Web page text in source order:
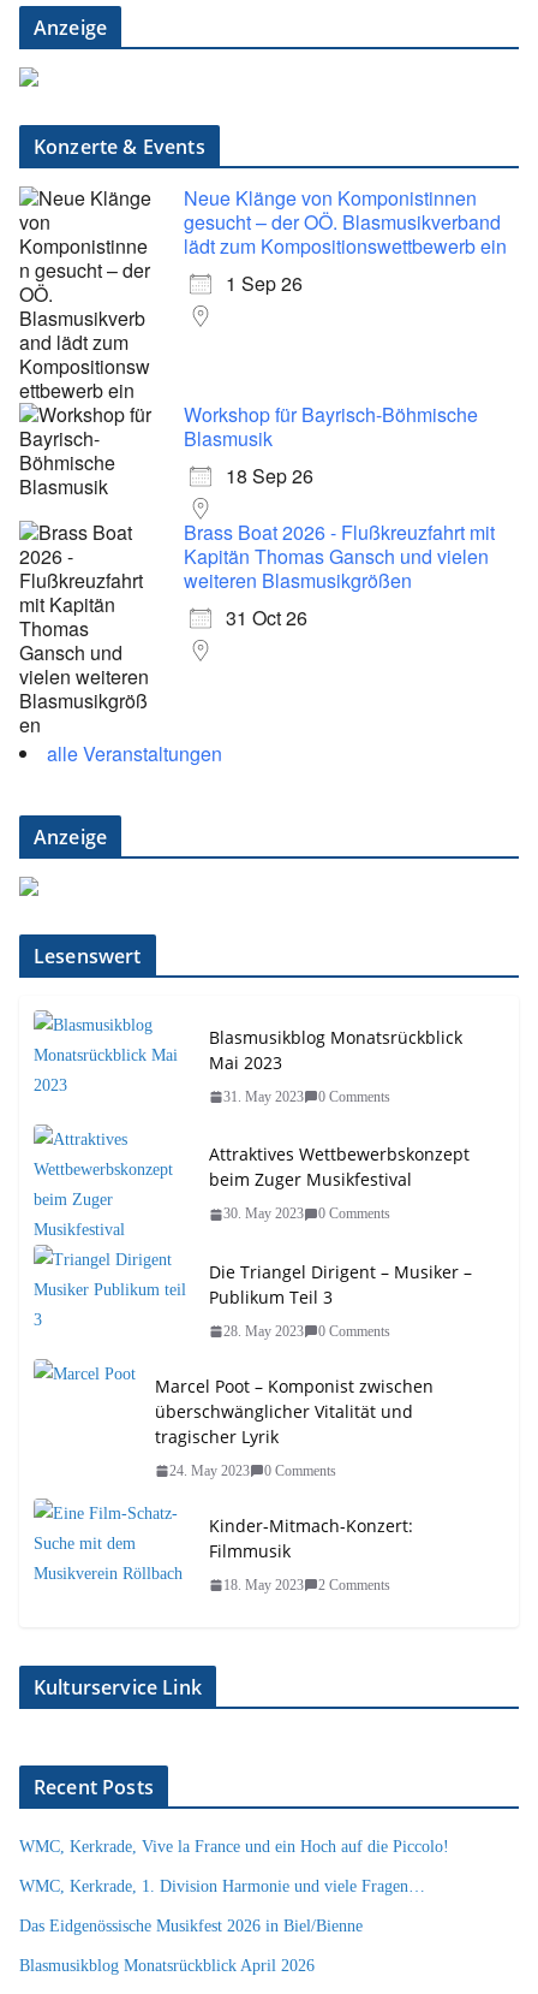
Anzeige
Konzerte & Events
Neue Klänge von Komponistinnen
gesucht – der OÖ. Blasmusikverband
lädt zum Kompositionswettbewerb ein
1 Sep 26
Workshop für Bayrisch-Böhmische
Blasmusik
18 Sep 26
Brass Boat 2026 - Flußkreuzfahrt mit
Kapitän Thomas Gansch und vielen
weiteren Blasmusikgrößen
31 Oct 26
alle Veranstaltungen
Anzeige
Lesenswert
Blasmusikblog Monatsrückblick
Mai 2023
31. May 2023 0 Comments
Attraktives Wettbewerbskonzept
beim Zuger Musikfestival
30. May 2023 0 Comments
Die Triangel Dirigent – Musiker –
Publikum Teil 3
28. May 2023 0 Comments
Marcel Poot – Komponist zwischen
überschwänglicher Vitalität und
tragischer Lyrik
24. May 2023 0 Comments
Kinder-Mitmach-Konzert:
Filmmusik
18. May 2023 2 Comments
Kulturservice Link
Recent Posts
WMC, Kerkrade, Vive la France und ein Hoch auf die Piccolo!
WMC, Kerkrade, 1. Division Harmonie und viele Fragen…
Das Eidgenössische Musikfest 2026 in Biel/Bienne
Blasmusikblog Monatsrückblick April 2026